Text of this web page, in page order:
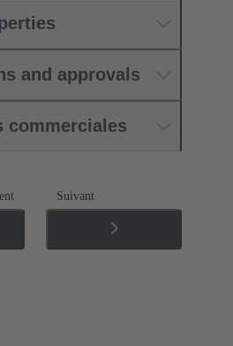
and approvals
commerciales
Suivant